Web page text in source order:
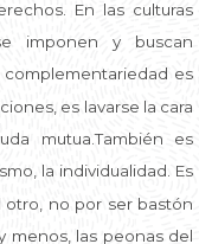
En las culturas
imponen y buscan
complementariedad es
es lavarse la cara
mutua.También es
la individualidad. Es
no por ser bastón
menos, las peonas del